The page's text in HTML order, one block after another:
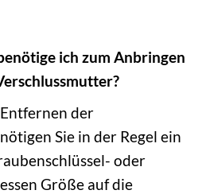
ich zum Anbringen
der
Sie in der Regel ein
oder
Größe auf die